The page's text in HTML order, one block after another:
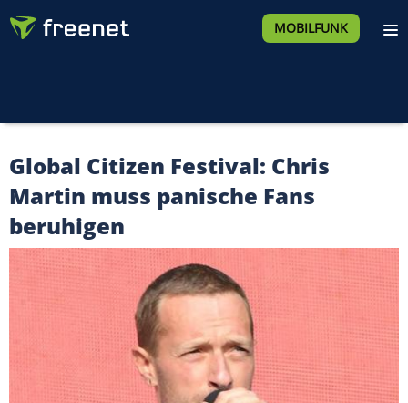
MOBILFUNK
Global Citizen Festival: Chris
Martin muss panische Fans
beruhigen